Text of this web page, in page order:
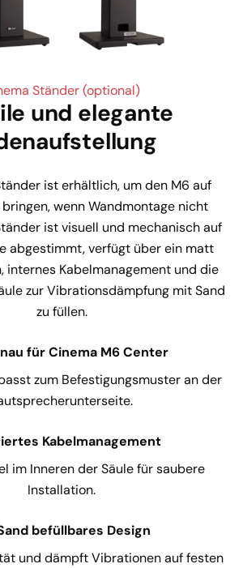
Ständer (optional)
und elegante
ist erhältlich, um den M6 auf
wenn Wandmontage nicht
ist visuell und mechanisch auf
abgestimmt, verfügt über ein matt
internes Kabelmanagement und die
zur Vibrationsdämpfung mit Sand
zu füllen.
für Cinema M6 Center
zum Befestigungsmuster an der
Kabelmanagement
im Inneren der Säule für saubere
Installation.
befüllbares Design
und dämpft Vibrationen auf festen